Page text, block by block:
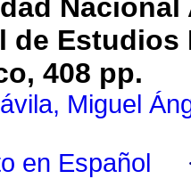
de
408 pp.
Miguel
en Español